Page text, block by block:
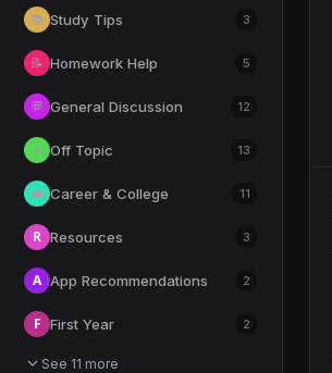
📚 Study Tips 3
📝 Homework Help 5
💬 General Discussion 12
☕ Off Topic 13
💼 Career & College 11
R Resources 3
A App Recommendations 2
F First Year 2
See 11 more